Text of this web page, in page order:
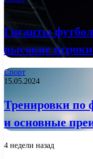
21.05.2024
Гиганты
высокие
Спорт
15.05.2024
Тренировки по
и основные
4 недели назад